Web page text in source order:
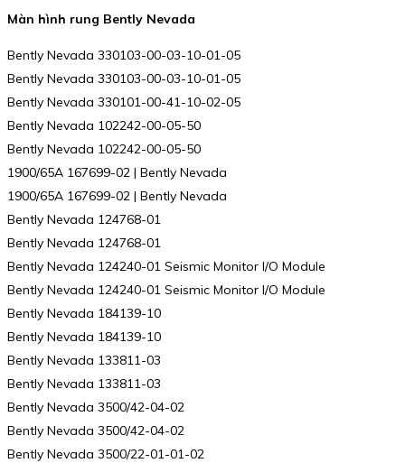
Màn hình rung Bently Nevada
Bently Nevada 330103-00-03-10-01-05
Bently Nevada 330103-00-03-10-01-05
Bently Nevada 330101-00-41-10-02-05
Bently Nevada 102242-00-05-50
Bently Nevada 102242-00-05-50
1900/65A 167699-02 | Bently Nevada
1900/65A 167699-02 | Bently Nevada
Bently Nevada 124768-01
Bently Nevada 124768-01
Bently Nevada 124240-01 Seismic Monitor I/O Module
Bently Nevada 124240-01 Seismic Monitor I/O Module
Bently Nevada 184139-10
Bently Nevada 184139-10
Bently Nevada 133811-03
Bently Nevada 133811-03
Bently Nevada 3500/42-04-02
Bently Nevada 3500/42-04-02
Bently Nevada 3500/22-01-01-02